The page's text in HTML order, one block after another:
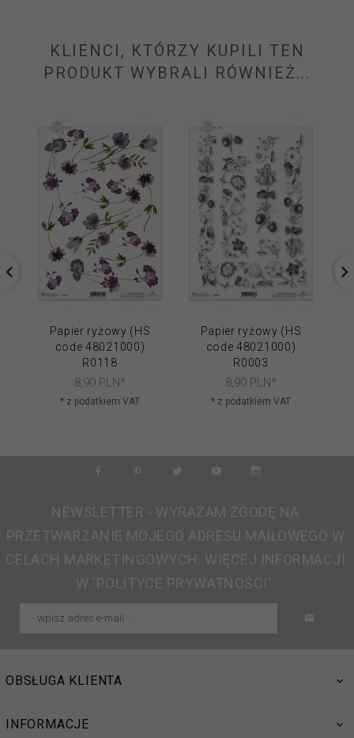
KLIENCI, KTÓRZY KUPILI TEN
PRODUKT WYBRALI RÓWNIEŻ...
Papier ryżowy (HS
code 48021000)
R0118
8,90 PLN*
* z podatkiem VAT
Papier ryżowy (HS
code 48021000)
R0003
8,90 PLN*
* z podatkiem VAT
NEWSLETTER - WYRAŻAM ZGODĘ NA
PRZETWARZANIE MOJEGO ADRESU MAILOWEGO W
CELACH MARKETINGOWYCH. WIĘCEJ INFORMACJI
W 'POLITYCE PRYWATNOŚCI'.
OBSŁUGA KLIENTA
INFORMACJE